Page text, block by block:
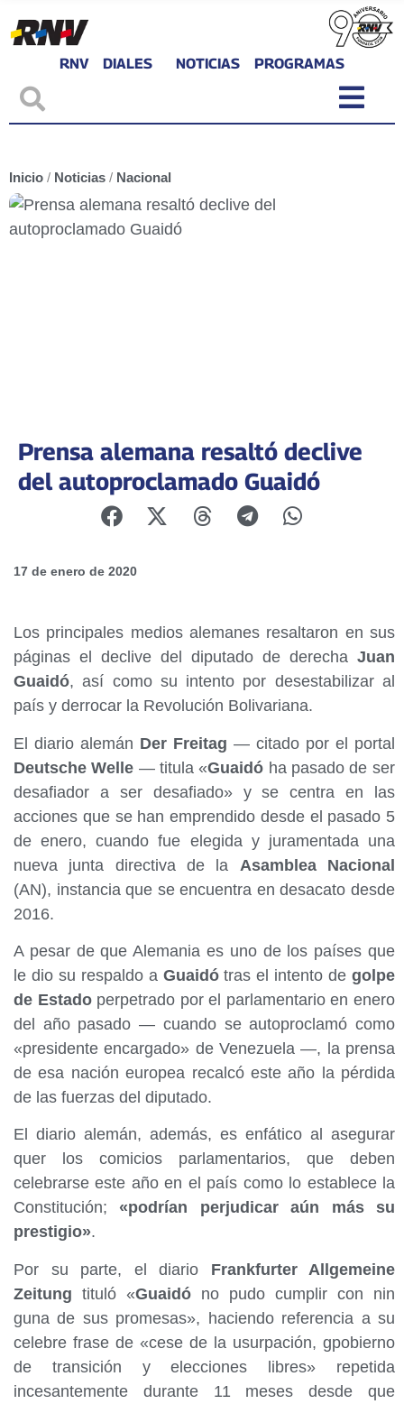
RNV DIALES NOTICIAS PROGRAMAS
Inicio / Noticias / Nacional
Prensa alemana resaltó declive
del autoproclamado Guaidó
17 de enero de 2020
Los principales medios alemanes resaltaron en sus
páginas el declive del diputado de derecha Juan
Guaidó, así como su intento por desestabilizar al
país y derrocar la Revolución Bolivariana.
El diario alemán Der Freitag — citado por el portal
Deutsche Welle — titula «Guaidó ha pasado de ser
desafiador a ser desafiado» y se centra en las
acciones que se han emprendido desde el pasado 5
de enero, cuando fue elegida y juramentada una
nueva junta directiva de la Asamblea Nacional
(AN), instancia que se encuentra en desacato desde
2016.
A pesar de que Alemania es uno de los países que
le dio su respaldo a Guaidótras el intento de golpe
de Estadoperpetrado por el parlamentario en enero
del año pasado — cuando se autoproclamó como
«presidente encargado» de Venezuela —, la prensa
de esa nación europea recalcó este año la pérdida
de las fuerzas del diputado.
El diario alemán, además, es enfático al asegurar
quer los comicios parlamentarios, que deben
celebrarse este año en el país como lo establece la
Constitución; «podrían perjudicar aún más su
prestigio».
Por su parte, el diario Frankfurter Allgemeine
Zeitung tituló «Guaidó no pudo cumplir con nin
guna de sus promesas», haciendo referencia a su
celebre frase de «cese de la usurpación, gpobierno
de transición y elecciones libres» repetida
incesantemente durante 11 meses desde que